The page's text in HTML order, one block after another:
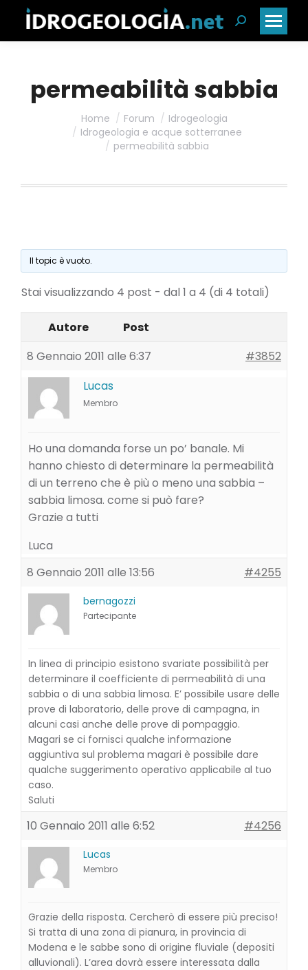
Cerca:
permeabilità sabbia
Home Forum
Idrogeologia
Idrogeologia e acque sotterranee
permeabilità sabbia
Il topic è vuoto.
Stai visualizzando 4 post - dal 1 a 4 (di 4 totali)
Autore
Post
8 Gennaio 2011 alle 6:37
#3852
Lucas
Membro
Ho una domanda forse un po’ banale. Mi
hanno chiesto di determinare la permeabilità
di un terreno che è più o meno una sabbia –
sabbia limosa. come si può fare?
Grazie a tutti
Luca
8 Gennaio 2011 alle 13:56
#4255
bernagozzi
Partecipante
In linea di principio esistono svariate possibilità per
determinare il coefficiente di permeabilità di una
sabbia o di una sabbia limosa. E’ possibile usare delle
prove di laboratorio, delle prove di campagna, in
alcuni casi anche delle prove di pompaggio.
Magari se ci fornisci qualche informazione
aggiuntiva sul problema magari è possibile dare
qualche suggerimento operativo applicabile al tuo
caso.
Saluti
10 Gennaio 2011 alle 6:52 #4256
Lucas
Membro
Grazie della risposta. Cercherò di essere più preciso!
Si tratta di una zona di pianura, in provincia di
Modena e le sabbe sono di origine fluviale (depositi
alluvionali). L’area dovrà essere interessata dalla